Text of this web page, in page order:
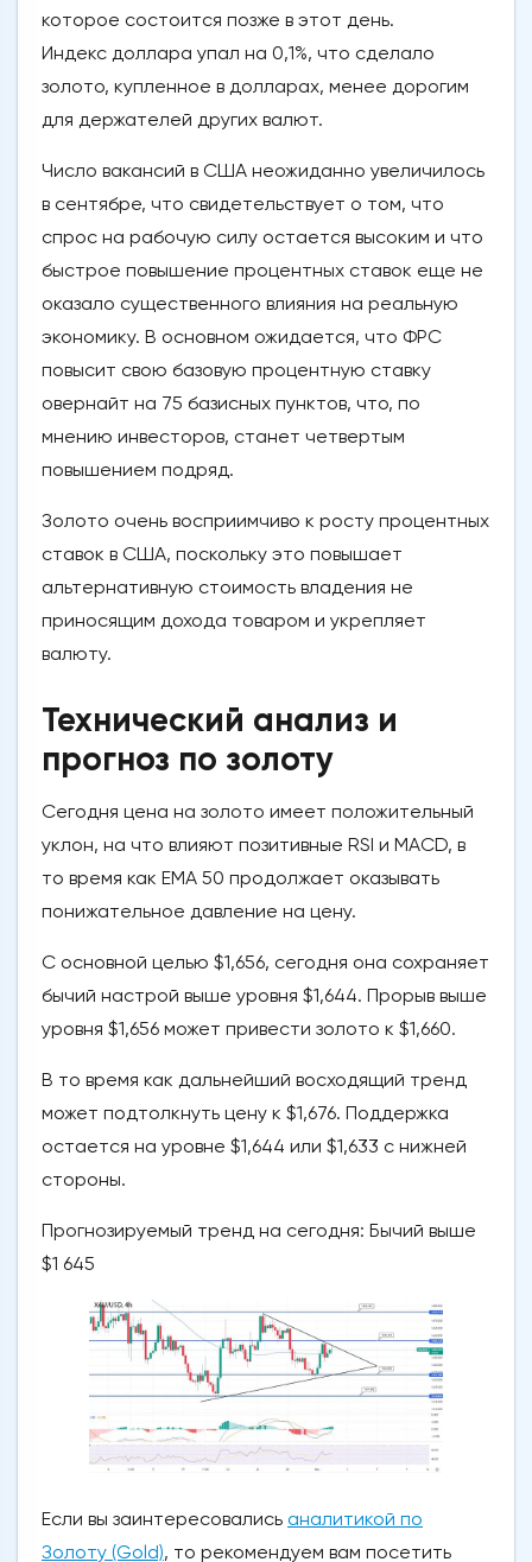
которое состоится позже в этот день.
Индекс доллара упал на 0,1%, что сделало
золото, купленное в долларах, менее дорогим
для держателей других валют.
Число вакансий в США неожиданно увеличилось
в сентябре, что свидетельствует о том, что
спрос на рабочую силу остается высоким и что
быстрое повышение процентных ставок еще не
оказало существенного влияния на реальную
экономику. В основном ожидается, что ФРС
повысит свою базовую процентную ставку
овернайт на 75 базисных пунктов, что, по
мнению инвесторов, станет четвертым
повышением подряд.
Золото очень восприимчиво к росту процентных
ставок в США, поскольку это повышает
альтернативную стоимость владения не
приносящим дохода товаром и укрепляет
валюту.
Технический анализ и
прогноз по золоту
Сегодня цена на золото имеет положительный
уклон, на что влияют позитивные RSI и MACD, в
то время как EMA 50 продолжает оказывать
понижательное давление на цену.
С основной целью $1,656, сегодня она сохраняет
бычий настрой выше уровня $1,644. Прорыв выше
уровня $1,656 может привести золото к $1,660.
В то время как дальнейший восходящий тренд
может подтолкнуть цену к $1,676. Поддержка
остается на уровне $1,644 или $1,633 с нижней
стороны.
Прогнозируемый тренд на сегодня: Бычий выше
$1 645
Если вы заинтересовались аналитикой по
Золоту (Gold), то рекомендуем вам посетить